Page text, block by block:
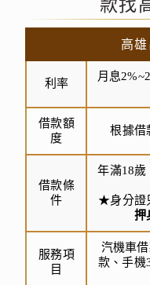
款找
高
利率
月息
借款額
度
根據借
借款條
件
年滿18歲
★身分證
押
服務項
目
汽機車
款、手機